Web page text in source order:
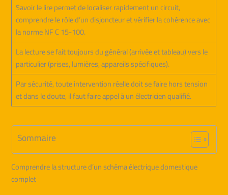
Savoir le lire permet de localiser rapidement un circuit,
comprendre le rôle d’un disjoncteur et vérifier la cohérence avec
la norme NF C 15-100.
La lecture se fait toujours du général (arrivée et tableau) vers le
particulier (prises, lumières, appareils spécifiques).
Par sécurité, toute intervention réelle doit se faire hors tension
et dans le doute, il faut faire appel à un électricien qualifié.
Sommaire
Comprendre la structure d’un schéma électrique domestique
complet